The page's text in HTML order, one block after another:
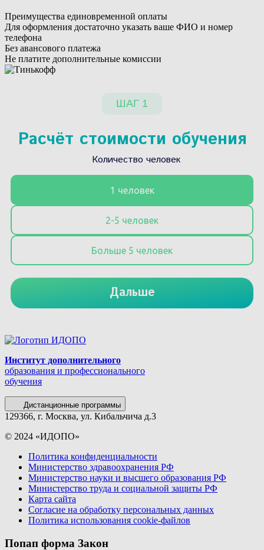
Преимущества единовременной оплаты
Для оформления достаточно указать ваше ФИО и номер
телефона
Без авансового платежа
Не платите дополнительные комиссии
Институт дополнительного
образования и профессионального
обучения
Дистанционные программы
129366, г. Москва, ул. Кибальчича д.3
© 2024 «ИДОПО»
Политика конфиденциальности
Министерство здравоохранения РФ
Министерство науки и высшего образования РФ
Министерство труда и социальной защиты РФ
Карта сайта
Согласие на обработку персональных данных
Политика использования сookie-файлов
Попап форма Закон